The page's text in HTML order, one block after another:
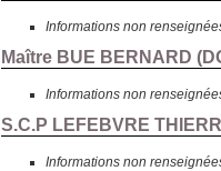
Informations non
Maître BUE BERNARD (
Informations non
S.C.P LEFEBVRE
Informations non